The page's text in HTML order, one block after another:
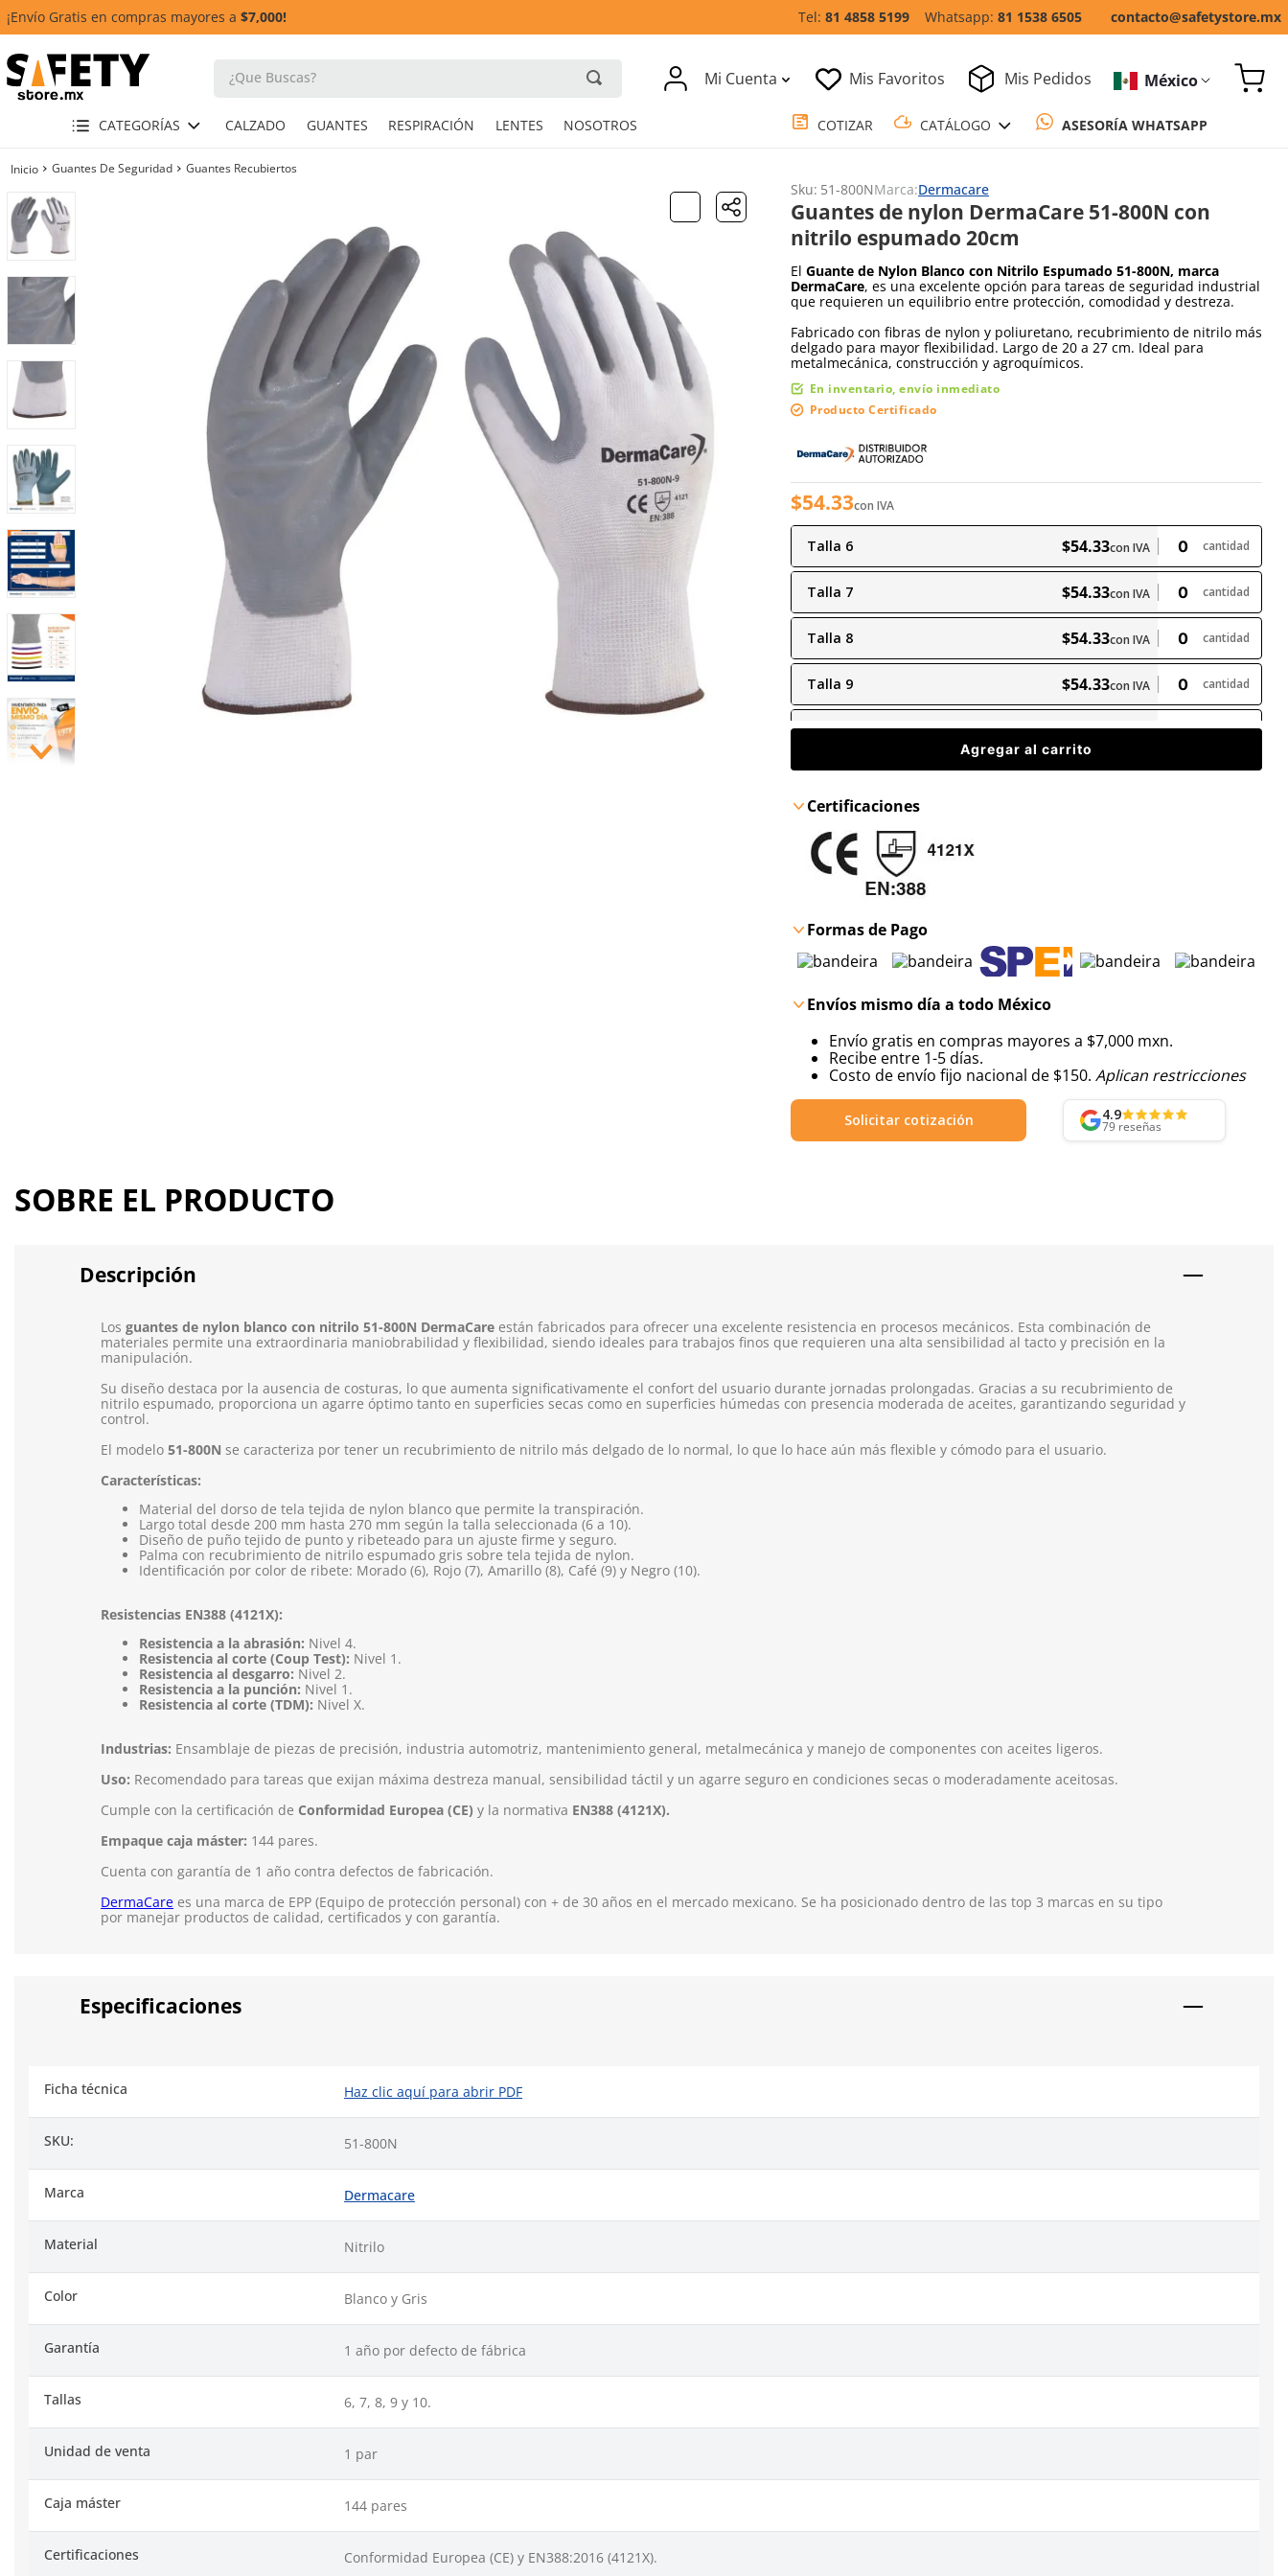
¡Envío Gratis en compras mayores a $7,000! 81 4858 5199 81 1538 6505 contacto@safetystore.mx
Mi Cuenta Mis Favoritos Mis Pedidos México
Guantes De Seguridad Guantes Recubiertos
Sku: 51-800NMarca:Dermacare
Guantes de nylon DermaCare 51-800N con
nitrilo espumado 20cm
El Guante de Nylon Blanco con Nitrilo Espumado 51-800N, marca
DermaCare, es una excelente opción para tareas de seguridad industrial
que requieren un equilibrio entre protección, comodidad y destreza.
Fabricado con fibras de nylon y poliuretano, recubrimiento de nitrilo más
delgado para mayor flexibilidad. Largo de 20 a 27 cm. Ideal para
metalmecánica, construcción y agroquímicos.
En inventario, envío inmediato
Producto Certificado
$54.33con IVA
Talla 6 $54.33con IVA cantidad
Talla 7 $54.33con IVA cantidad
Talla 8 $54.33con IVA cantidad
Talla 9 $54.33con IVA cantidad
Talla 10 $54.33con IVA
cantidad
Agregar al carrito
Certificaciones
Formas de Pago
Envíos mismo día a todo México
Envío gratis en compras mayores a $7,000 mxn.
Recibe entre 1-5 días.
Costo de envío fijo nacional de $150. Aplican restricciones
Solicitar cotización 4.9
79 reseñas
SOBRE EL PRODUCTO
Descripción
Los guantes de nylon blanco con nitrilo 51-800N DermaCare están fabricados para ofrecer una excelente resistencia en procesos mecánicos. Esta combinación de
materiales permite una extraordinaria maniobrabilidad y flexibilidad, siendo ideales para trabajos finos que requieren una alta sensibilidad al tacto y precisión en la
manipulación.
Su diseño destaca por la ausencia de costuras, lo que aumenta significativamente el confort del usuario durante jornadas prolongadas. Gracias a su recubrimiento de
nitrilo espumado, proporciona un agarre óptimo tanto en superficies secas como en superficies húmedas con presencia moderada de aceites, garantizando seguridad y
control.
El modelo 51-800N se caracteriza por tener un recubrimiento de nitrilo más delgado de lo normal, lo que lo hace aún más flexible y cómodo para el usuario.
Características:
Material del dorso de tela tejida de nylon blanco que permite la transpiración.
Largo total desde 200 mm hasta 270 mm según la talla seleccionada (6 a 10).
Diseño de puño tejido de punto y ribeteado para un ajuste firme y seguro.
Palma con recubrimiento de nitrilo espumado gris sobre tela tejida de nylon.
Identificación por color de ribete: Morado (6), Rojo (7), Amarillo (8), Café (9) y Negro (10).
Resistencias EN388 (4121X):
Resistencia a la abrasión: Nivel 4.
Resistencia al corte (Coup Test): Nivel 1.
Resistencia al desgarro: Nivel 2.
Resistencia a la punción: Nivel 1.
Resistencia al corte (TDM): Nivel X.
Industrias: Ensamblaje de piezas de precisión, industria automotriz, mantenimiento general, metalmecánica y manejo de componentes con aceites ligeros.
Uso: Recomendado para tareas que exijan máxima destreza manual, sensibilidad táctil y un agarre seguro en condiciones secas o moderadamente aceitosas.
Cumple con la certificación de Conformidad Europea (CE) y la normativa EN388 (4121X).
Empaque caja máster: 144 pares.
Cuenta con garantía de 1 año contra defectos de fabricación.
DermaCare es una marca de EPP (Equipo de protección personal) con + de 30 años en el mercado mexicano. Se ha posicionado dentro de las top 3 marcas en su tipo
por manejar productos de calidad, certificados y con garantía.
Especificaciones
Ficha técnica Haz clic aquí para abrir PDF
SKU: 51-800N
Marca Dermacare
Material Nitrilo
Color Blanco y Gris
Garantía 1 año por defecto de fábrica
Tallas 6, 7, 8, 9 y 10.
Unidad de venta 1 par
Caja máster 144 pares
Certificaciones Conformidad Europea (CE) y EN388:2016 (4121X).
MÁS BUSCADOS
botas
chalecos
lentes
overol
arnes
cascos